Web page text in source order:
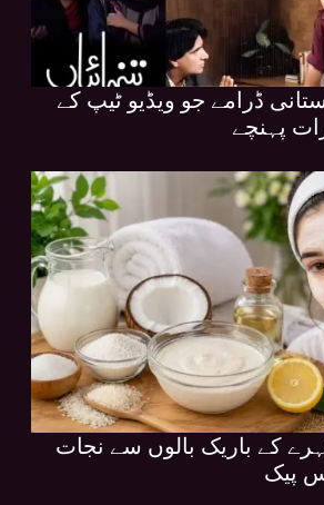
ڈرامے جو ویڈیو ٹیپ کے
پہنچے
کے باریک بالوں سے نجات
پیک